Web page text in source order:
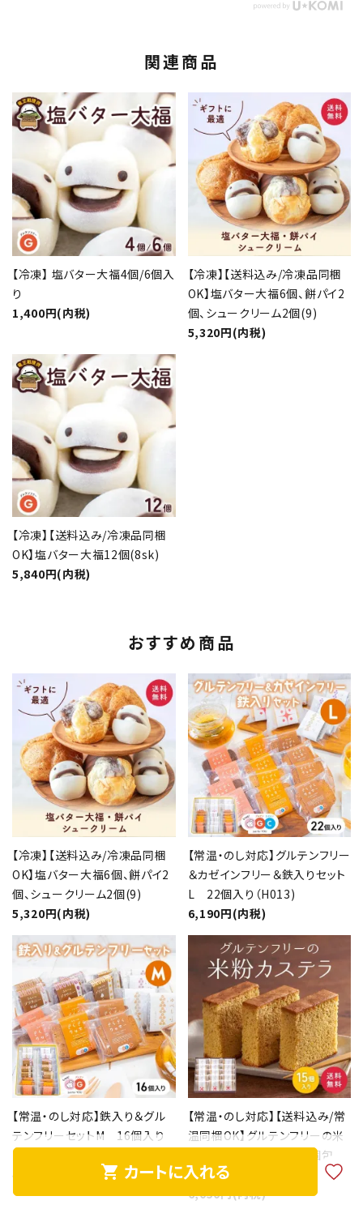
shopping_cart カートに入れる
関連商品
【冷凍】 塩バター大福4個/6個入
り
1,400円(内税)
【冷凍】【送料込み/冷凍品同梱
OK】塩バター大福6個、餅パイ2
個、シュークリーム2個(9)
5,320円(内税)
【冷凍】【送料込み/冷凍品同梱
OK】塩バター大福12個(8sk)
5,840円(内税)
おすすめ商品
【冷凍】【送料込み/冷凍品同梱
OK】塩バター大福6個、餅パイ2
個、シュークリーム2個(9)
5,320円(内税)
【常温・のし対応】グルテンフリー
＆カゼインフリー＆鉄入りセット
L 22個入り（H013)
6,190円(内税)
【常温・のし対応】鉄入り＆グル
テンフリーセットM 16個入り
（個包装）（H016）
【常温・のし対応】【送料込み/常
温同梱OK】グルテンフリーの米
粉カステラ 15個入り（個包
装）
6,050円(内税)